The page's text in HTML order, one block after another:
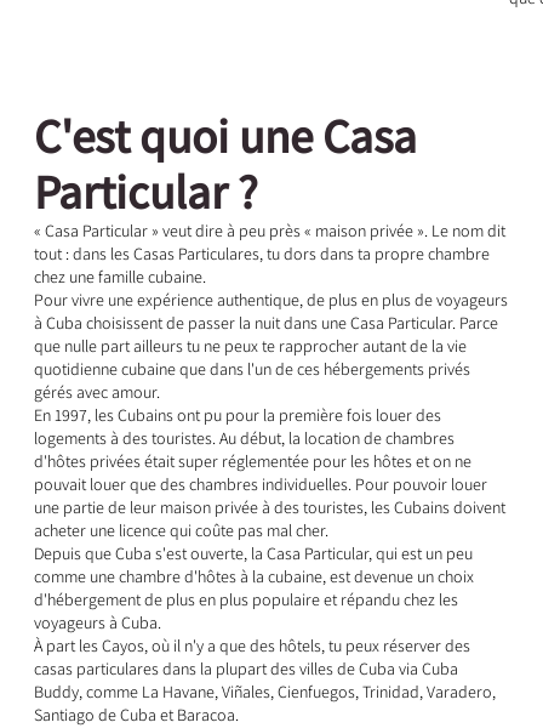
C'est quoi une Casa
Particular ?
« Casa Particular » veut dire à peu près « maison privée ». Le nom dit
tout : dans les Casas Particulares, tu dors dans ta propre chambre
chez une famille cubaine.
Pour vivre une expérience authentique, de plus en plus de voyageurs
à Cuba choisissent de passer la nuit dans une Casa Particular. Parce
que nulle part ailleurs tu ne peux te rapprocher autant de la vie
quotidienne cubaine que dans l'un de ces hébergements privés
gérés avec amour.
En 1997, les Cubains ont pu pour la première fois louer des
logements à des touristes. Au début, la location de chambres
d'hôtes privées était super réglementée pour les hôtes et on ne
pouvait louer que des chambres individuelles. Pour pouvoir louer
une partie de leur maison privée à des touristes, les Cubains doivent
acheter une licence qui coûte pas mal cher.
Depuis que Cuba s'est ouverte, la Casa Particular, qui est un peu
comme une chambre d'hôtes à la cubaine, est devenue un choix
d'hébergement de plus en plus populaire et répandu chez les
voyageurs à Cuba.
À part les Cayos, où il n'y a que des hôtels, tu peux réserver des
casas particulares dans la plupart des villes de Cuba via Cuba
Buddy, comme La Havane, Viñales, Cienfuegos, Trinidad, Varadero,
Santiago de Cuba et Baracoa.